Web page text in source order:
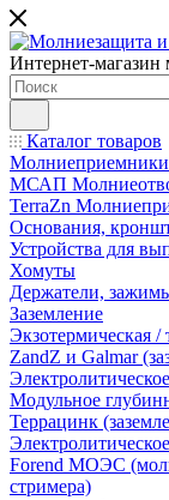
Интернет-магазин
Каталог товаров
МСАП
TerraZn
Основания,
Устройства для
Хомуты
Держатели,
Заземление
Экзотермическая /
ZandZ и Galmar
Модульное
Террацинк
Forend МОЭС
стримера)